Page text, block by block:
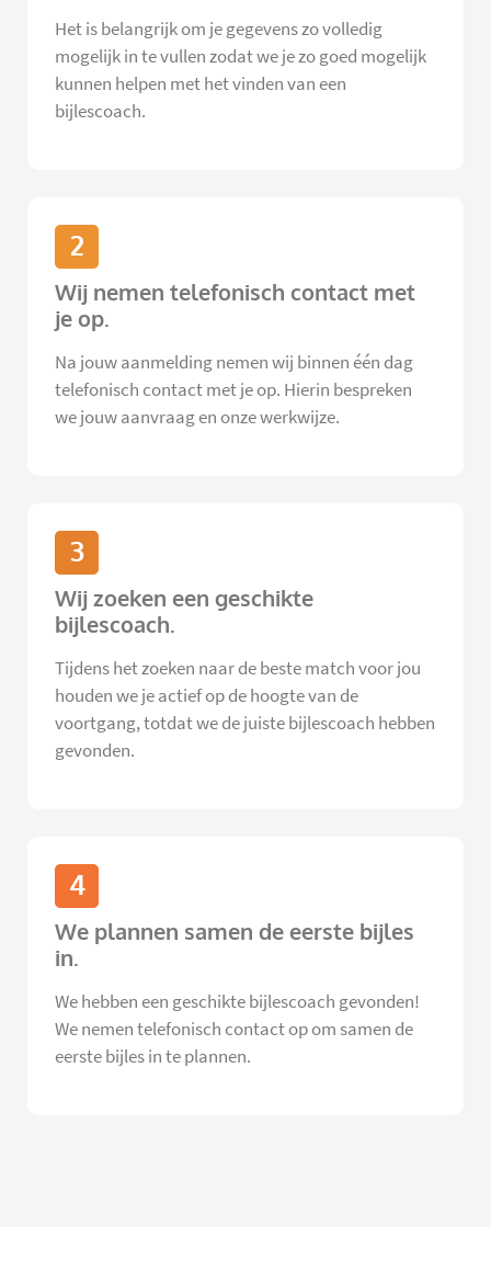
Het is belangrijk om je gegevens zo volledig
mogelijk in te vullen zodat we je zo goed mogelijk
kunnen helpen met het vinden van een
bijlescoach.
2
Wij nemen telefonisch contact met
je op.
Na jouw aanmelding nemen wij binnen één dag
telefonisch contact met je op. Hierin bespreken
we jouw aanvraag en onze werkwijze.
3
Wij zoeken een geschikte
bijlescoach.
Tijdens het zoeken naar de beste match voor jou
houden we je actief op de hoogte van de
voortgang, totdat we de juiste bijlescoach hebben
gevonden.
4
We plannen samen de eerste bijles
in.
We hebben een geschikte bijlescoach gevonden!
We nemen telefonisch contact op om samen de
eerste bijles in te plannen.